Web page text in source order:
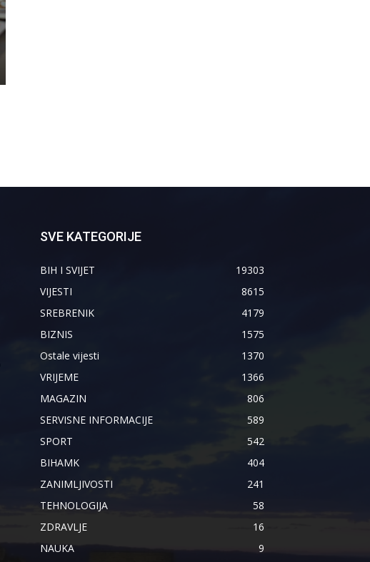
SVE KATEGORIJE
BIH I SVIJET
19303
VIJESTI
8615
SREBRENIK
4179
BIZNIS
1575
Ostale vijesti
1370
VRIJEME
1366
MAGAZIN
806
SERVISNE INFORMACIJE
589
SPORT
542
BIHAMK
404
ZANIMLJIVOSTI
241
TEHNOLOGIJA
58
ZDRAVLJE
16
NAUKA
9